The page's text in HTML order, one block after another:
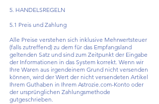
5. HANDELSREGELN
5.1 Preis und Zahlung
Alle Preise verstehen sich inklusive Mehrwertsteuer
(falls zutreffend) zu dem für das Empfangsland
geltenden Satz und sind zum Zeitpunkt der Eingabe
der Informationen in das System korrekt. Wenn wir
Ihre Waren aus irgendeinem Grund nicht versenden
können, wird der Wert der nicht versendeten Artikel
Ihrem Guthaben in Ihrem Astrozie.com-Konto oder
der ursprünglichen Zahlungsmethode
gutgeschrieben.